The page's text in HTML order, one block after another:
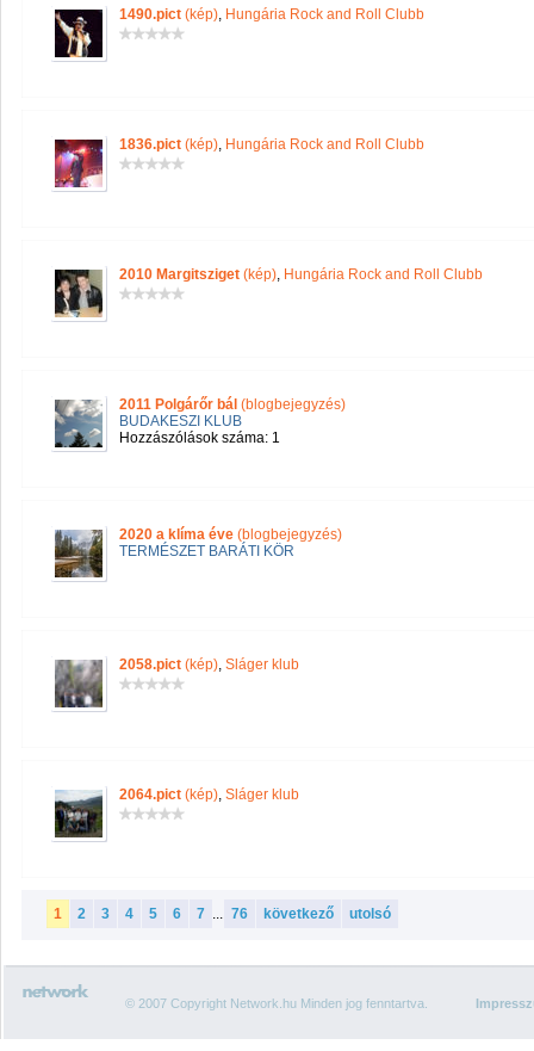
1490.pict (kép), Hungária Rock and Roll Clubb
1836.pict (kép), Hungária Rock and Roll Clubb
2010 Margitsziget (kép), Hungária Rock and Roll Clubb
2011 Polgárőr bál (blogbejegyzés)
BUDAKESZI KLUB
Hozzászólások száma: 1
2020 a klíma éve (blogbejegyzés)
TERMÉSZET BARÁTI KÖR
2058.pict (kép), Sláger klub
2064.pict (kép), Sláger klub
1 2 3 4 5 6 7 ... 76 következő utolsó
© 2007 Copyright Network.hu Minden jog fenntartva.